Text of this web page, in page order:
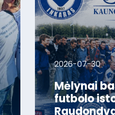
2026-07-30
Mėlynai
futbolo